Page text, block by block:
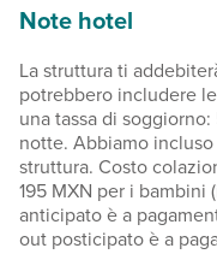
Note hotel
La struttura ti
potrebbero includere
una tassa di
notte. Abbiamo incluso tutti i costi che ci ha comunicato la
struttura. Costo
195 MXN per i
anticipato è a
out posticipato è a